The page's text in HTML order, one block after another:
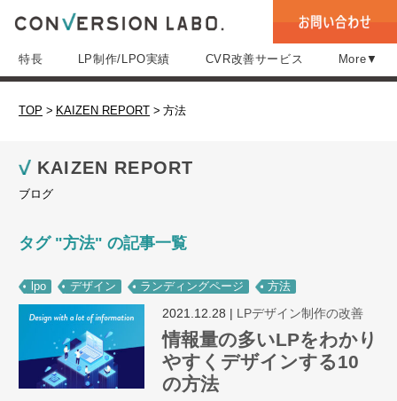
特長 LP制作/LPO実績 CVR改善サービス More▼
TOP > KAIZEN REPORT > 方法
KAIZEN REPORT
ブログ
タグ "方法" の記事一覧
lpo デザイン ランディングページ 方法
2021.12.28 | LPデザイン制作の改善
情報量の多いLPをわかり
やすくデザインする10
の方法